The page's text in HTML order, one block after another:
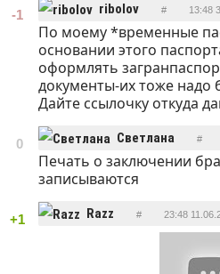
-1 ribolov # 13:48
По моему *временные
основании этого
оформлять
документы-их тоже надо
Дайте ссылочку откуда
0 Светлана #
Печать о заключении
записываются
+1 Razz # 23:48